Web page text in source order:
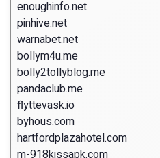
enoughinfo.net
pinhive.net
warnabet.net
bollym4u.me
bolly2tollyblog.me
pandaclub.me
flyttevask.io
byhous.com
hartfordplazahotel.com